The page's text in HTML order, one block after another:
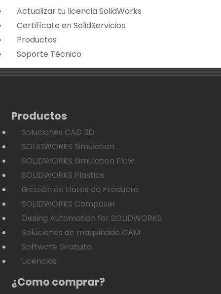
Actualizar tu licencia SolidWorks
Certifícate en SolidServicios
Productos
Soporte Técnico
Productos
Soluciones CAD 3D
SOLIDWORKS Simulation
SOLIDWORKS Simulation Flow
SOLIDWORKS Plastics
Gestión de Datos de Producto
SOLIDWORKS Composer
Desing Automation for SOLIDWORKS
Soluciones de maquinado CAM
Software Gratuito
Licencias
¿Como comprar?